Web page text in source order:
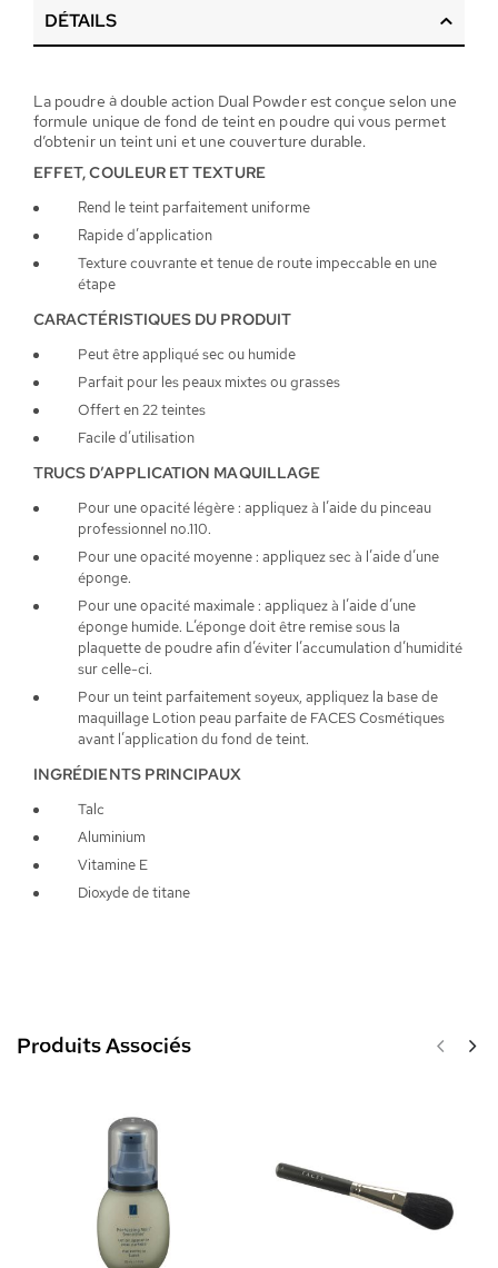
DÉTAILS
La poudre à double action Dual Powder est conçue selon une
formule unique de fond de teint en poudre qui vous permet
d’obtenir un teint uni et une couverture durable.
EFFET, COULEUR ET TEXTURE
Rend le teint parfaitement uniforme
Rapide d’application
Texture couvrante et tenue de route impeccable en une
étape
CARACTÉRISTIQUES DU PRODUIT
Peut être appliqué sec ou humide
Parfait pour les peaux mixtes ou grasses
Offert en 22 teintes
Facile d’utilisation
TRUCS D’APPLICATION MAQUILLAGE
Pour une opacité légère : appliquez à l’aide du pinceau
professionnel no.110.
Pour une opacité moyenne : appliquez sec à l’aide d’une
éponge.
Pour une opacité maximale : appliquez à l’aide d’une
éponge humide. L’éponge doit être remise sous la
plaquette de poudre afin d’éviter l’accumulation d’humidité
sur celle-ci.
Pour un teint parfaitement soyeux, appliquez la base de
maquillage Lotion peau parfaite de FACES Cosmétiques
avant l’application du fond de teint.
INGRÉDIENTS PRINCIPAUX
Talc
Aluminium
Vitamine E
Dioxyde de titane
Produits Associés